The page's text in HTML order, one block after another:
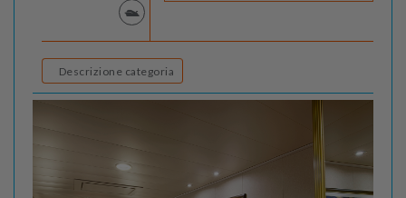
Descrizione categoria